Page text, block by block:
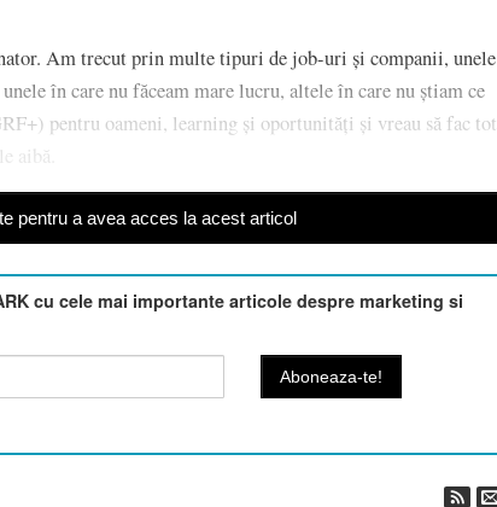
Am trecut prin multe tipuri de job-uri și companii, unele
în care nu făceam mare lucru, altele în care nu știam ce
pentru oameni, learning și oportunități și vreau să fac tot
aibă.
pentru a avea acces la acest articol
cu cele mai importante articole despre marketing si